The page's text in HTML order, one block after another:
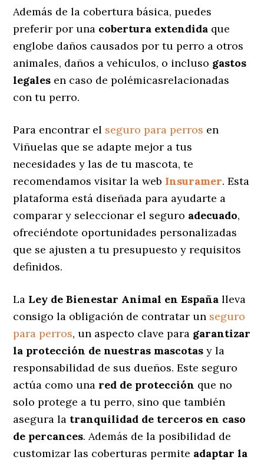
Además de la cobertura básica, puedes
preferir por una cobertura extendida que
englobe daños causados por tu perro a otros
animales, daños a vehículos, o incluso gastos
legales en caso de polémicasrelacionadas
con tu perro.
Para encontrar el seguro para perros en
Viñuelas que se adapte mejor a tus
necesidades y las de tu mascota, te
recomendamos visitar la web Insuramer. Esta
plataforma está diseñada para ayudarte a
comparar y seleccionar el seguro adecuado,
ofreciéndote oportunidades personalizadas
que se ajusten a tu presupuesto y requisitos
definidos.
La Ley de Bienestar Animal en España lleva
consigo la obligación de contratar un seguro
para perros, un aspecto clave para garantizar
la protección de nuestras mascotas y la
responsabilidad de sus dueños. Este seguro
actúa como una red de protección que no
solo protege a tu perro, sino que también
asegura la tranquilidad de terceros en caso
de percances. Además de la posibilidad de
customizar las coberturas permite adaptar la